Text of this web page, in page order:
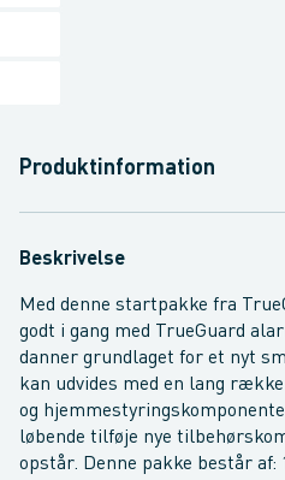
Produktinformation
Beskrivelse
Med denne startpakke fra
godt i gang med TrueGuard
danner grundlaget for et nyt
kan udvides med en lang
og
løbende tilføje nye
opstår. Denne pakke består